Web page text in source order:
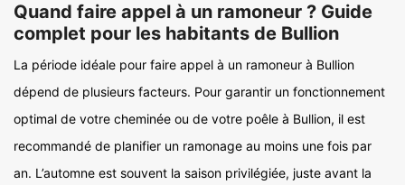
Quand faire appel à un ramoneur ? Guide
complet pour les habitants de Bullion
La période idéale pour faire appel à un ramoneur à Bullion
dépend de plusieurs facteurs. Pour garantir un fonctionnement
optimal de votre cheminée ou de votre poêle à Bullion, il est
recommandé de planifier un ramonage au moins une fois par
an. L’automne est souvent la saison privilégiée, juste avant la